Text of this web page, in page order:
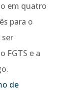
em quatro
para o
FGTS e a
de